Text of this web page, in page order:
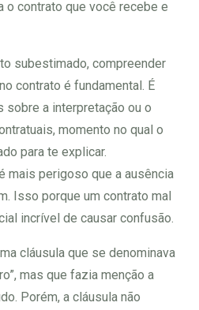
o contrato que você recebe e
subestimado, compreender
contrato é fundamental. É
sobre a interpretação ou o
momento no qual o
para te explicar.
mais perigoso que a ausência
Isso porque um contrato mal
incrível de causar confusão.
cláusula que se denominava
mas que fazia menção a
Porém, a cláusula não